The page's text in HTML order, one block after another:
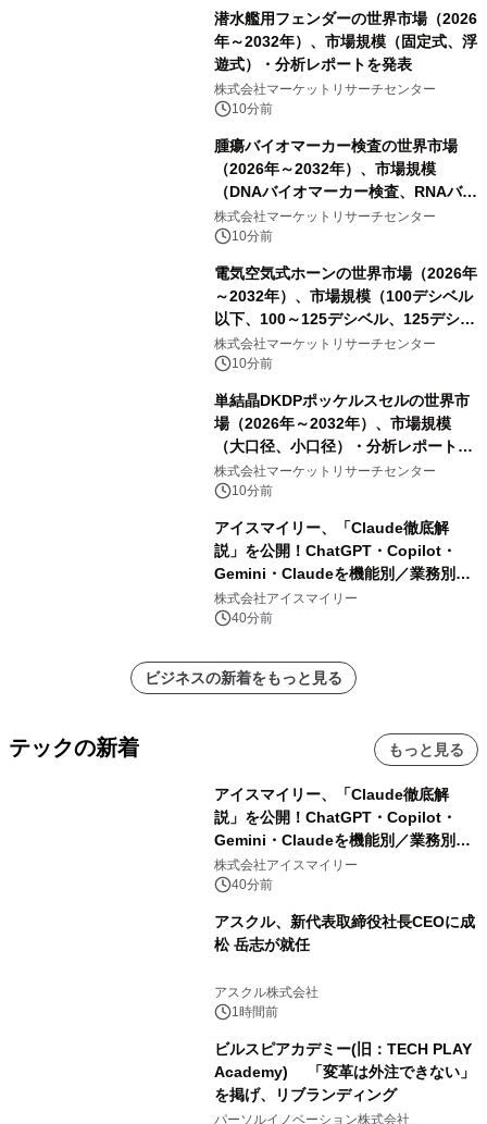
潜水艦用フェンダーの世界市場（2026
年～2032年）、市場規模（固定式、浮
遊式）・分析レポートを発表
株式会社マーケットリサーチセンター
10分前
腫瘍バイオマーカー検査の世界市場
（2026年～2032年）、市場規模
（DNAバイオマーカー検査、RNAバイ
オマーカー検査、タンパク質バイオマ
ーカー検査、細胞ベースのバイオマー
査）・分析レポートを発表
株式会社マーケットリサーチセンター
10分前
電気空気式ホーンの世界市場（2026年
～2032年）、市場規模（100デシベル
以下、100～125デシベル、125デシベ
ル以上）・分析レポートを発表
株式会社マーケットリサーチセンター
10分前
単結晶DKDPポッケルスセルの世界市
場（2026年～2032年）、市場規模
（大口径、小口径）・分析レポートを
発表
株式会社マーケットリサーチセンター
10分前
アイスマイリー、「Claude徹底解
説」を公開！ChatGPT・Copilot・
Gemini・Claudeを機能別／業務別に
比較―自社に合う生成AIの選び方がわ
かる実践ガイド
株式会社アイスマイリー
40分前
ビジネスの新着をもっと見る
テックの新着 もっと見る
アイスマイリー、「Claude徹底解
説」を公開！ChatGPT・Copilot・
Gemini・Claudeを機能別／業務別に
比較―自社に合う生成AIの選び方がわ
かる実践ガイド
株式会社アイスマイリー
40分前
アスクル、新代表取締役社長CEOに成
松 岳志が就任
アスクル株式会社
1時間前
ビルスピアカデミー(旧：TECH PLAY
Academy) 「変革は外注できない」
を掲げ、リブランディング
パーソルイノベーション株式会社